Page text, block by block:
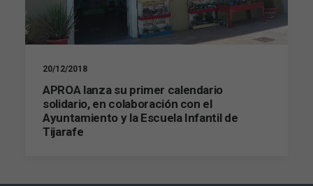
20/12/2018
APROA lanza su primer calendario
solidario, en colaboración con el
Ayuntamiento y la Escuela Infantil de
Tijarafe